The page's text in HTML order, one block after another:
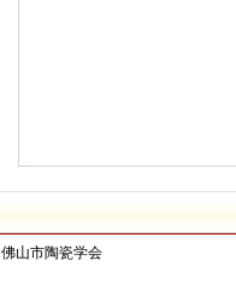
佛山市陶瓷学会